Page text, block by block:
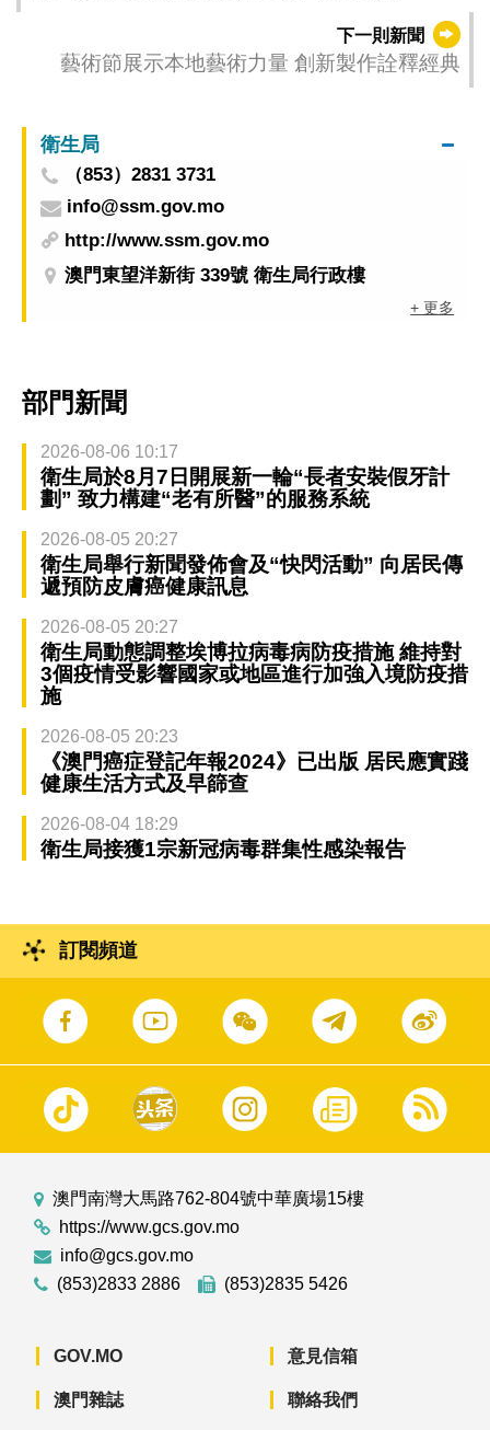
下一則新聞
藝術節展示本地藝術力量 創新製作詮釋經典
衛生局
（853）2831 3731
info@ssm.gov.mo
http://www.ssm.gov.mo
澳門東望洋新街 339號 衛生局行政樓
+ 更多
部門新聞
2026-08-06 10:17
衛生局於8月7日開展新一輪“長者安裝假牙計
劃” 致力構建“老有所醫”的服務系統
2026-08-05 20:27
衛生局舉行新聞發佈會及“快閃活動” 向居民傳
遞預防皮膚癌健康訊息
2026-08-05 20:27
衛生局動態調整埃博拉病毒病防疫措施 維持對
3個疫情受影響國家或地區進行加強入境防疫措
施
2026-08-05 20:23
《澳門癌症登記年報2024》已出版 居民應實踐
健康生活方式及早篩查
2026-08-04 18:29
衛生局接獲1宗新冠病毒群集性感染報告
訂閱頻道
澳門南灣大馬路762-804號中華廣場15樓
https://www.gcs.gov.mo
info@gcs.gov.mo
(853)2833 2886
(853)2835 5426
GOV.MO
澳門雜誌
意見信箱
聯絡我們